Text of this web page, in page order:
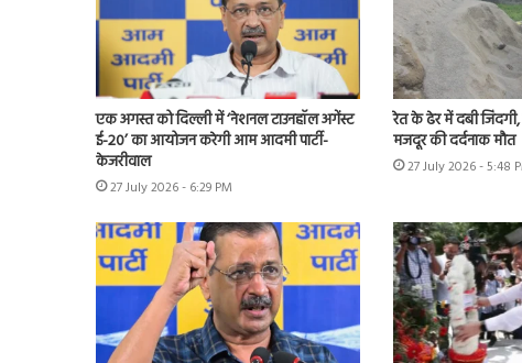
एक अगस्त को दिल्ली में ‘नेशनल टाउनहॉल अगेंस्ट
ई-20’ का आयोजन करेगी आम आदमी पार्टी-
केजरीवाल
27 July 2026 - 6:29 PM
रेत के ढेर में दबी
मजदूर की दर्दनाक मौत
27 July 2026 - 5:48